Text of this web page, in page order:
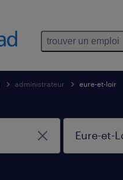
trouver un emploi
administrateur eure-et-loir